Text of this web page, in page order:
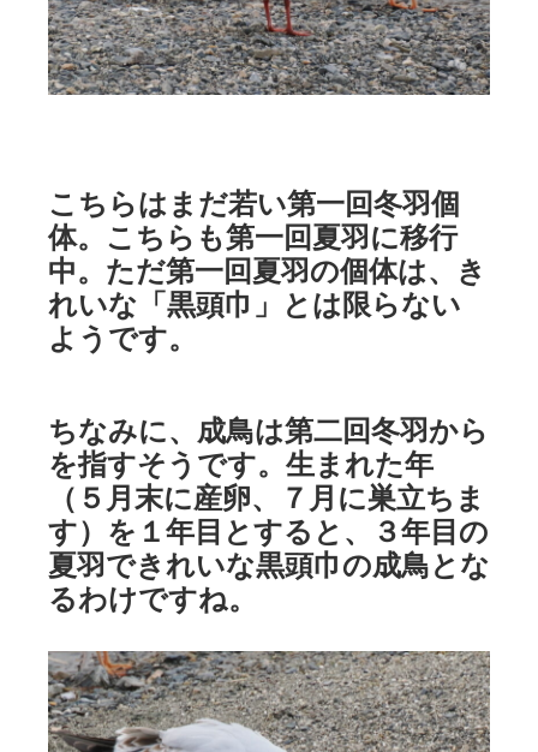
こちらはまだ若い第一回冬羽個
体。こちらも第一回夏羽に移行
中。ただ第一回夏羽の個体は、き
れいな「黒頭巾」とは限らない
ようです。
ちなみに、成鳥は第二回冬羽から
を指すそうです。生まれた年
（５月末に産卵、７月に巣立ちま
す）を１年目とすると、３年目の
夏羽できれいな黒頭巾の成鳥とな
るわけですね。